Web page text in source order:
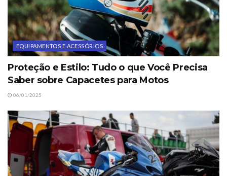
EQUIPAMENTOS E ACESSÓRIOS
Proteção e Estilo: Tudo o que Você Precisa
Saber sobre Capacetes para Motos
06/01/2025